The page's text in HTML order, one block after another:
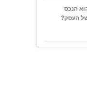
הנכס
העסק?